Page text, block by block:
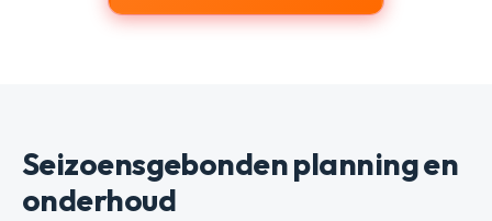
Seizoensgebonden planning en
onderhoud